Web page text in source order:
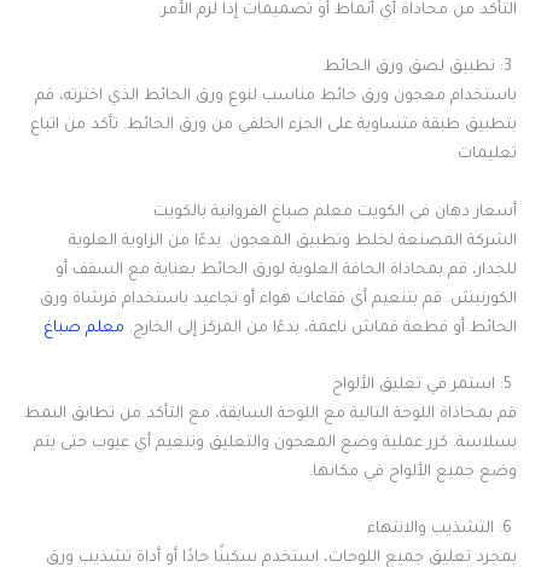
التأكد من محاذاة أي أنماط أو تصميمات إذا لزم الأمر.
باستخدام معجون ورق حائط مناسب لنوع ورق الحائط الذي اخترته، قم
بتطبيق طبقة متساوية على الجزء الخلفي من ورق الحائط. تأكد من اتباع
تعليمات
أسعار دهان في الكويت معلم صباغ الفروانية بالكويت
الشركة المصنعة لخلط وتطبيق المعجون. بدءًا من الزاوية العلوية
للجدار، قم بمحاذاة الحافة العلوية لورق الحائط بعناية مع السقف أو
الكورنيش. قم بتنعيم أي فقاعات هواء أو تجاعيد باستخدام فرشاة ورق
الحائط أو قطعة قماش ناعمة، بدءًا من المركز إلى الخارج. معلم صباغ
قم بمحاذاة اللوحة التالية مع اللوحة السابقة، مع التأكد من تطابق النمط
بسلاسة. كرر عملية وضع المعجون والتعليق وتنعيم أي عيوب حتى يتم
وضع جميع الألواح في مكانها.
بمجرد تعليق جميع اللوحات، استخدم سكينًا حادًا أو أداة تشذيب ورق